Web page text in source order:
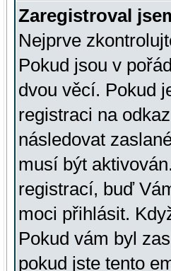
Zaregistroval
Nejprve
Pokud jsou v
dvou věcí. Pokud
registraci na odkaz
následovat
musí být
registrací, buď
moci přihlásit.
Pokud vám byl
pokud jste tento